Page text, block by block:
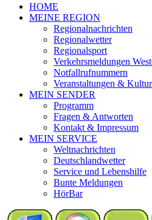
HOME
MEINE REGION
Regionalnachrichten
Regionalwetter
Regionalsport
Verkehrsmeldungen
Notfallrufnummern
Veranstaltungen & Kultur
MEIN SENDER
Programm
Fragen & Antworten
Kontakt & Impressum
MEIN SERVICE
Weltnachrichten
Deutschlandwetter
Service und Lebenshilfe
Bunte Meldungen
HörBar